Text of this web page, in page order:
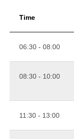
Time
06:30 - 08:00
08:30 - 10:00
11:30 - 13:00